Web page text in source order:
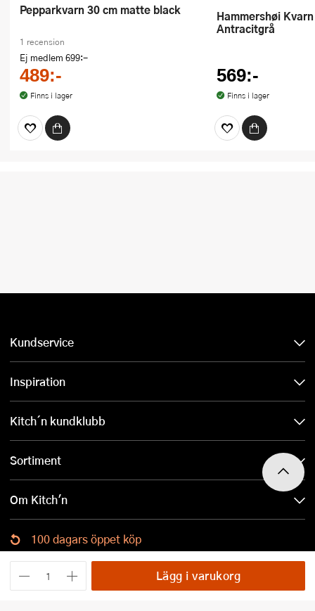
Lägg i varukorg
Pepparkvarn 30 cm matte black
1 recension
Ej medlem 699:-
489:-
Finns i lager
Hammershøi Kvarn 14 cm
Antracitgrå
569:-
Finns i lager
Kundservice
Inspiration
Kitch´n kundklubb
Sortiment
Om Kitch'n
100 dagars öppet köp
Ladda ned Kitch´n-appen